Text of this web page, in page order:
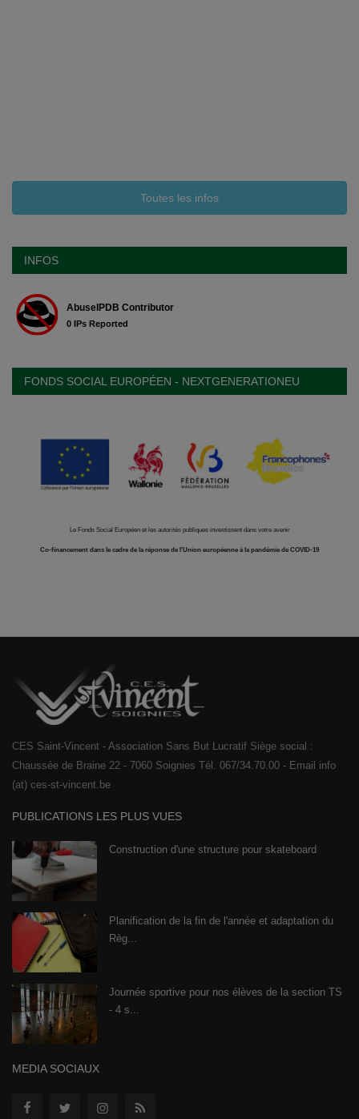
Toutes les infos
INFOS
FONDS SOCIAL EUROPÉEN - NEXTGENERATIONEU
Le Fonds Social Européen et les autorités publiques investissent dans votre avenir
Co-financement dans le cadre de la réponse de l'Union européenne à la pandémie de COVID-19
CES Saint-Vincent - Association Sans But Lucratif Siège social :
Chaussée de Braine 22 - 7060 Soignies Tél. 067/34.70.00 - Email info
(at) ces-st-vincent.be
PUBLICATIONS LES PLUS VUES
Construction d'une structure pour skateboard
Planification de la fin de l'année et adaptation du
Règ...
Journée sportive pour nos élèves de la section TS
- 4 s...
MEDIA SOCIAUX